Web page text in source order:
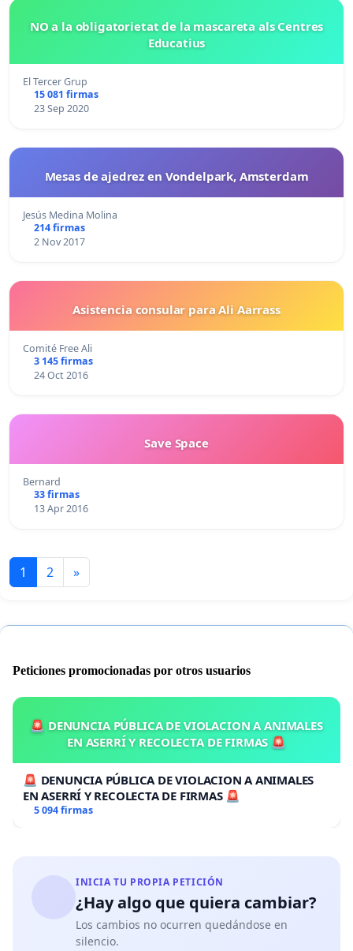
NO a la obligatorietat de la mascareta als Centres
Educatius
El Tercer Grup
15 081 firmas
23 Sep 2020
Mesas de ajedrez en Vondelpark, Amsterdam
Jesús Medina Molina
214 firmas
2 Nov 2017
Asistencia consular para Ali Aarrass
Comité Free Ali
3 145 firmas
24 Oct 2016
Save Space
Bernard
33 firmas
13 Apr 2016
1 2 »
Peticiones promocionadas por otros usuarios
🚨 DENUNCIA PÚBLICA DE VIOLACION A ANIMALES
EN ASERRÍ Y RECOLECTA DE FIRMAS 🚨
🚨 DENUNCIA PÚBLICA DE VIOLACION A ANIMALES
EN ASERRÍ Y RECOLECTA DE FIRMAS 🚨
5 094 firmas
INICIA TU PROPIA PETICIÓN
¿Hay algo que quiera cambiar?
Los cambios no ocurren quedándose en
silencio.